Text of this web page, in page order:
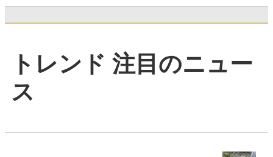
トレンド 注目のニュー
ス